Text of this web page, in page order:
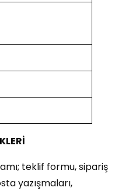
teklif formu, sipariş
yazışmaları,